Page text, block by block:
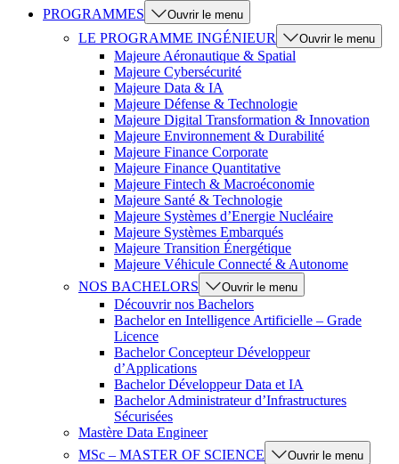
PROGRAMMES
Ouvrir le menu
LE PROGRAMME INGÉNIEUR Ouvrir le menu
Majeure Aéronautique & Spatial
Majeure Cybersécurité
Majeure Data & IA
Majeure Défense & Technologie
Majeure Digital Transformation & Innovation
Majeure Environnement & Durabilité
Majeure Finance Corporate
Majeure Finance Quantitative
Majeure Fintech & Macroéconomie
Majeure Santé & Technologie
Majeure Systèmes d’Energie Nucléaire
Majeure Systèmes Embarqués
Majeure Transition Énergétique
Majeure Véhicule Connecté & Autonome
NOS BACHELORS
Ouvrir le menu
Découvrir nos Bachelors
Bachelor en Intelligence Artificielle – Grade
Licence
Bachelor Concepteur Développeur
d’Applications
Bachelor Développeur Data et IA
Bachelor Administrateur d’Infrastructures
Sécurisées
Mastère Data Engineer
MSc – MASTER OF SCIENCE
Ouvrir le menu